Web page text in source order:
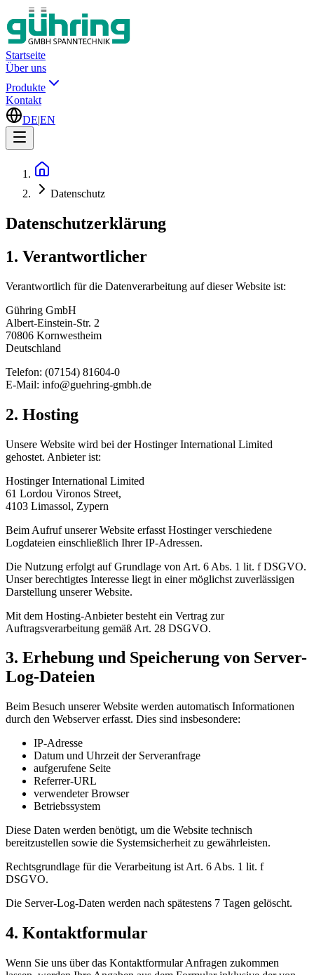
Startseite
Über uns
Produkte
Kontakt
DE|EN
Datenschutz
Datenschutzerklärung
1. Verantwortlicher
Verantwortlich für die Datenverarbeitung auf dieser Website ist:
Gühring GmbH
Albert-Einstein-Str. 2
70806 Kornwestheim
Deutschland
Telefon: (07154) 81604-0
E-Mail: info@guehring-gmbh.de
2. Hosting
Unsere Website wird bei der Hostinger International Limited
gehostet. Anbieter ist:
Hostinger International Limited
61 Lordou Vironos Street,
4103 Limassol, Zypern
Beim Aufruf unserer Website erfasst Hostinger verschiedene
Logdateien einschließlich Ihrer IP-Adressen.
Die Nutzung erfolgt auf Grundlage von Art. 6 Abs. 1 lit. f DSGVO.
Unser berechtigtes Interesse liegt in einer möglichst zuverlässigen
Darstellung unserer Website.
Mit dem Hosting-Anbieter besteht ein Vertrag zur
Auftragsverarbeitung gemäß Art. 28 DSGVO.
3. Erhebung und Speicherung von Server-
Log-Dateien
Beim Besuch unserer Website werden automatisch Informationen
durch den Webserver erfasst. Dies sind insbesondere:
IP-Adresse
Datum und Uhrzeit der Serveranfrage
aufgerufene Seite
Referrer-URL
verwendeter Browser
Betriebssystem
Diese Daten werden benötigt, um die Website technisch
bereitzustellen sowie die Systemsicherheit zu gewährleisten.
Rechtsgrundlage für die Verarbeitung ist Art. 6 Abs. 1 lit. f
DSGVO.
Die Server-Log-Daten werden nach spätestens 7 Tagen gelöscht.
4. Kontaktformular
Wenn Sie uns über das Kontaktformular Anfragen zukommen